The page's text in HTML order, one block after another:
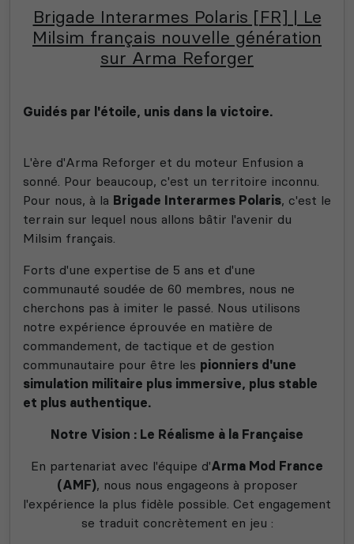
Brigade Interarmes Polaris [FR] | Le
Milsim français nouvelle génération
sur Arma Reforger
Guidés par l'étoile, unis dans la victoire.
L'ère d'Arma Reforger et du moteur Enfusion a
sonné. Pour beaucoup, c'est un territoire inconnu.
Pour nous, à la Brigade Interarmes Polaris, c'est le
terrain sur lequel nous allons bâtir l'avenir du
Milsim français.
Forts d'une expertise de 5 ans et d'une
communauté soudée de 60 membres, nous ne
cherchons pas à imiter le passé. Nous utilisons
notre expérience éprouvée en matière de
commandement, de tactique et de gestion
communautaire pour être les pionniers d'une
simulation militaire plus immersive, plus stable
et plus authentique.
Notre Vision : Le Réalisme à la Française
En partenariat avec l'équipe d'Arma Mod France
(AMF), nous nous engageons à proposer
l'expérience la plus fidèle possible. Cet engagement
se traduit concrètement en jeu :